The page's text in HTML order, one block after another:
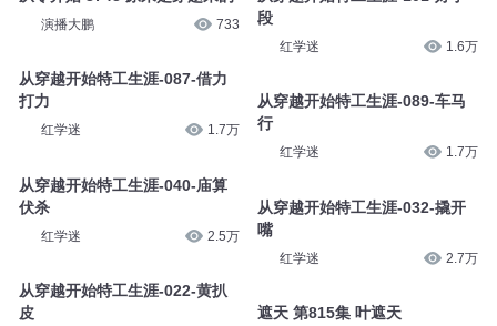
演播大鹏 733
从穿越开始特工生涯-087-借力
打力
红学迷 1.7万
从穿越开始特工生涯-040-庙算
伏杀
红学迷 2.5万
从穿越开始特工生涯-022-黄扒
皮
段
红学迷 1.6万
从穿越开始特工生涯-089-车马
行
红学迷 1.7万
从穿越开始特工生涯-032-撬开
嘴
红学迷 2.7万
遮天 第815集 叶遮天